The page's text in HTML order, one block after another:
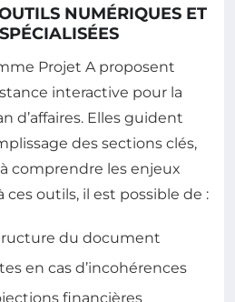
NUMÉRIQUES ET
Projet A proposent
interactive pour la
d’affaires. Elles guident
des sections clés,
comprendre les enjeux
ces outils, il est possible de :
du document
en cas d’incohérences
financières